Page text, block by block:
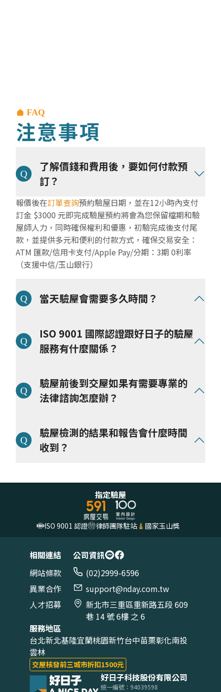
FAQ
注意事項
了解價錢和費用後，要如何付款預
訂？
報價後在訂單查詢預約驗屋日期，並在12小時內支付
訂金 $3000 元即完成驗屋預約將會為您保留檔期和驗
屋師人力，同時確保權利和優惠，初驗完成後支付尾
款，並提供多元和便利的付款方式，確保交易安全：
ATM 匯款/信用卡支付/Apple Pay/分期：3期 0利率
（支援中信/玉山銀行）
當天驗屋會需要多久時間？
問題為目標，
將依照坪數和屋況調派驗屋師人力：
● 透天屋況（40～50坪) 一般約為 4-5 小時(以上)
ISO 9001 國際認證跟好日子的驗屋
服務有什麼關係？
好日子科技驗屋在意使用者的良好服務體驗，透過創新
數位科技解決住屋問題，全面了解每一處細節，樹立行
業標準、透明化住房環境的每一哩建造之路，所以我們
程，並取得國際品質管理系統的認證：
我們遵循以下 5 大面向，維持每一次案件的服務品
質：品質保證、流程透明、客戶滿意度、持續改進、法
驗屋前後到交屋如果有需要專業的
法律諮詢怎麼辦？
的屋主 (註)免費法律諮詢服務和合約審查，為避免糾紛
與爭議，將協助釐清問題和給予專業建議，讓你從買
房、驗屋、交屋到入住的旅程中，都擁有最安心和良好
*註：根據方案而定
驗屋檢測的結果和報告會什麼時間
收到？
的缺失和修繕項目，完整驗屋報告於 24小時內（工作
日計算）提供「AI智慧驗屋報告」和「驗屋報告電子
指定驗屋
ISO 9001 認證 律師團隊駐站 國家玉山獎
相關連結
網站條款
異業合作
人才招募
公司資訊
(02)2999-6596
support@nday.com.tw
新北市三重區重新路五段 609
巷 14 號 6樓 之 6
服務地區
台北新北基隆宜蘭桃園新竹台中苗栗彰化南投
雲林
交屋核發前三城市折扣1500元
好日子科技股份有限公司
統一編號：94039598